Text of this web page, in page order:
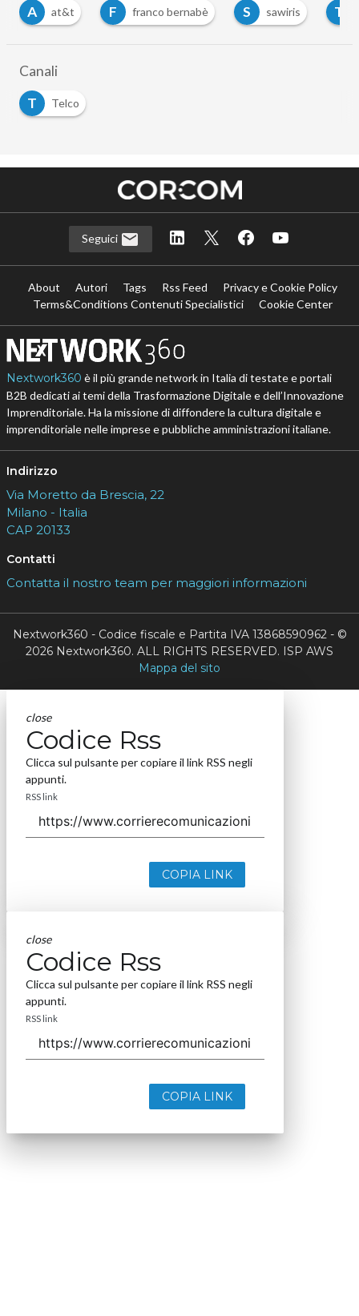
at&t F franco bernabè S sawiris T telco
Canali
T
Telco
Seguici
About Autori Tags Rss Feed
Privacy e Cookie Policy
Terms&Conditions Contenuti Specialistici
Cookie Center
Nextwork360 è il più grande network in Italia di testate e portali
B2B dedicati ai temi della Trasformazione Digitale e dell’Innovazione
Imprenditoriale. Ha la missione di diffondere la cultura digitale e
imprenditoriale nelle imprese e pubbliche amministrazioni italiane.
Indirizzo
Via Moretto da Brescia, 22
Milano - Italia
CAP 20133
Contatti
Contatta il nostro team per maggiori informazioni
Nextwork360 - Codice fiscale e Partita IVA 13868590962 - ©
2026 Nextwork360. ALL RIGHTS RESERVED. ISP AWS
Mappa del sito
close
Codice Rss
Clicca sul pulsante per copiare il link RSS negli
appunti.
RSS link
COPIA LINK
close
Codice Rss
Clicca sul pulsante per copiare il link RSS negli
appunti.
RSS link
COPIA LINK